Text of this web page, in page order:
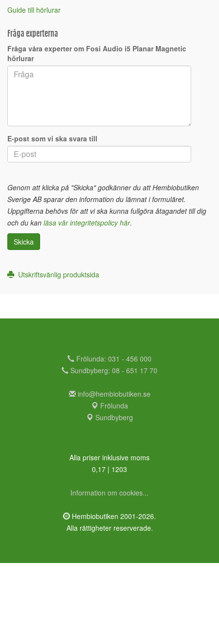
Guide till hörlurar
Fråga experterna
Fråga våra experter om Fosi Audio i5 Planar Magnetic
hörlurar
E-post som vi ska svara till
Genom att klicka på "Skicka" godkänner du att Hembiobutiken
Sverige AB sparar den information du lämnat i formuläret.
Uppgifterna behövs för att vi ska kunna fullgöra åtagandet till dig
och du kan läsa vår integritetspolicy här.
Skicka
Utskriftsvänlig produktsida
Frölunda: 031 - 456 000
Sundbyberg: 08 - 651 17 70
info@hembiobutiken.se
Frölunda
Sundbyberg
Alla priser inklusive moms
0,17 | 1203
Information om cookies...
Hembiobutiken 2001-2026.
Alla rättigheter reserverade.